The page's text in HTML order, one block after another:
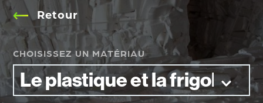
Retour
CHOISISSEZ UN MATÉRIAU